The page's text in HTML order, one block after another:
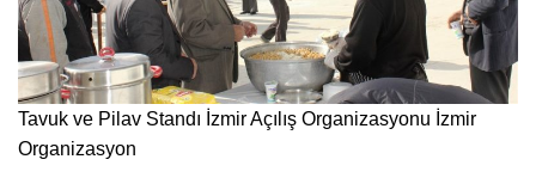
Tavuk ve Pilav Standı İzmir Açılış Organizasyonu İzmir
Organizasyon